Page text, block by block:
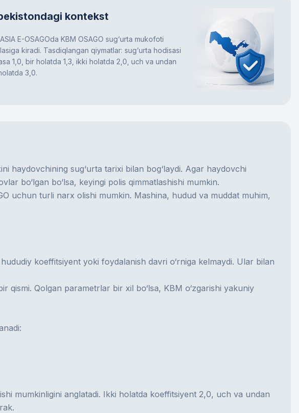
kontekst
E-OSAGOda KBM OSAGO sug‘urta mukofoti
kiradi. Tasdiqlangan qiymatlar: sug‘urta hodisasi
1,0, bir holatda 1,3, ikki holatda 2,0, uch va undan
3,0.
haydovchining sug‘urta tarixi bilan bog‘laydi. Agar haydovchi
bo‘lgan bo‘lsa, keyingi polis qimmatlashishi mumkin.
uchun turli narx olishi mumkin. Mashina, hudud va muddat muhim,
koeffitsiyent yoki foydalanish davri o‘rniga kelmaydi. Ular bilan
qismi. Qolgan parametrlar bir xil bo‘lsa, KBM o‘zgarishi yakuniy
mumkinligini anglatadi. Ikki holatda koeffitsiyent 2,0, uch va undan